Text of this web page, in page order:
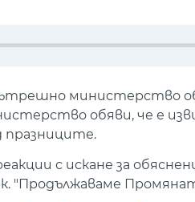
министерство
обяви, че е
празниците.
с искане за
"Продължаваме